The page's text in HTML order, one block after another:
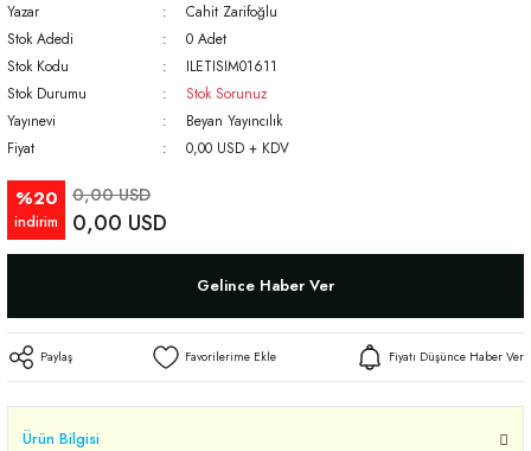
Yazar
Cahit Zarifoğlu
Stok Adedi
0 Adet
Stok Kodu
ILETISIM01611
Stok Durumu
Stok Sorunuz
Yayınevi
Beyan Yayıncılık
Fiyat
0,00 USD + KDV
%20
indirim
0,00 USD
0,00 USD
Gelince Haber Ver
Paylaş Fiyatı Düşünce Haber Ver
Ürün Bilgisi